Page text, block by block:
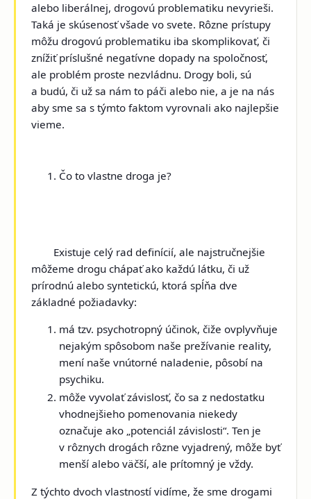
alebo liberálnej, drogovú problematiku nevyrieši.
Taká je skúsenosť všade vo svete. Rôzne prístupy
môžu drogovú problematiku iba skomplikovať, či
znížiť príslušné negatívne dopady na spoločnosť,
ale problém proste nezvládnu. Drogy boli, sú
a budú, či už sa nám to páči alebo nie, a je na nás
aby sme sa s týmto faktom vyrovnali ako najlepšie
vieme.
Čo to vlastne droga je?
Existuje celý rad definícií, ale najstručnejšie
môžeme drogu chápať ako každú látku, či už
prírodnú alebo syntetickú, ktorá spĺňa dve
základné požiadavky:
má tzv. psychotropný účinok, čiže ovplyvňuje
nejakým spôsobom naše prežívanie reality,
mení naše vnútorné naladenie, pôsobí na
psychiku.
môže vyvolať závislosť, čo sa z nedostatku
vhodnejšieho pomenovania niekedy
označuje ako „potenciál závislosti“. Ten je
v rôznych drogách rôzne vyjadrený, môže byť
menší alebo väčší, ale prítomný je vždy.
Z týchto dvoch vlastností vidíme, že sme drogami